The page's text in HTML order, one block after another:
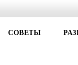
СОВЕТЫ